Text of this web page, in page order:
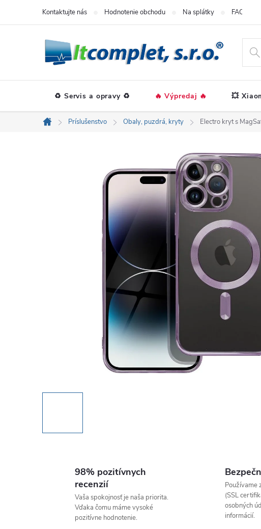
Kontaktujte nás Hodnotenie obchodu Na splátky FAQ
♻️ Servis a opravy ♻️ 🔥 Výpredaj 🔥 💥
Domov
Príslušenstvo Obaly, puzdrá, kryty Electro kryt s
98% pozitívnych
recenzií
Vaša spokojnosť je naša priorita.
Vďaka čomu máme vysoké
pozitívne hodnotenie.
Používame
(SSL
osobných
informácií.